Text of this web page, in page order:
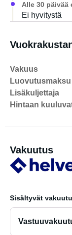
Alle 30 päivää
Ei hyvitystä
Vakuus
Luovutusmaksu
Lisäkuljettaja
Hintaan
Vakuutus
Sisältyvät